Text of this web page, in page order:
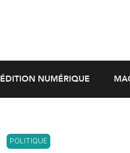
ÉDITION NUMÉRIQUE
POLITIQUE